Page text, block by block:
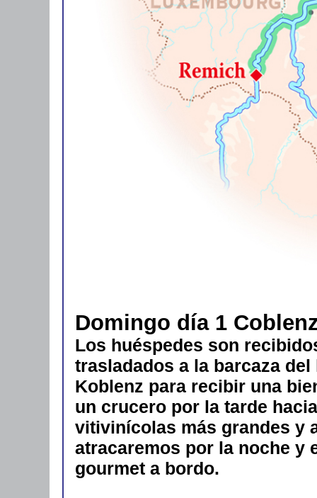
Domingo día 1
Los huéspedes son
trasladados a la barcaza
Koblenz para recibir una
un crucero por la tarde
vitivinícolas más grandes y
atracaremos por la noche y
gourmet a bordo.